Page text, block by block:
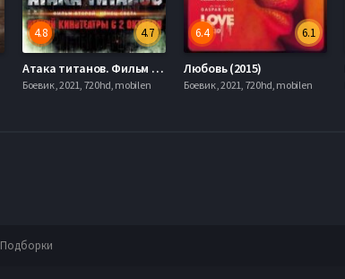
4.7
4.8
Атака титанов. Фильм второй: Конец света (2015)
Боевик , 2021, 720hd, mobilen
6.1
6.4
Любовь (2015)
Боевик , 2021, 720hd, mobilen
Подборки